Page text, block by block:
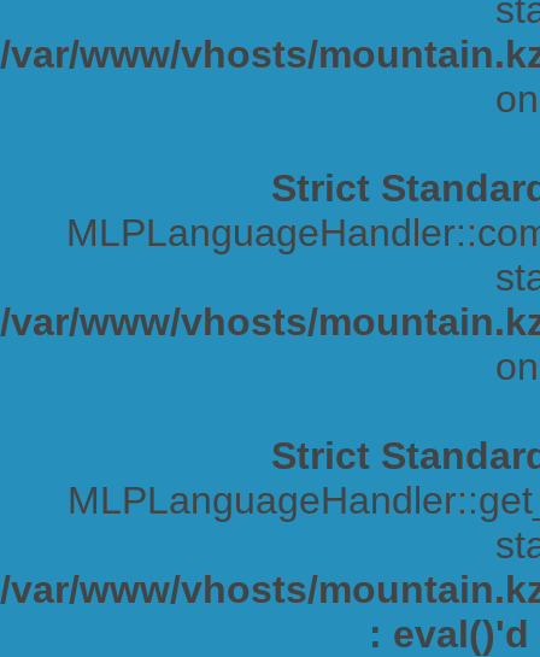
/var/www/vhosts/
Strict
/var/www/vhosts/
Strict
/var/www/vhosts/
: